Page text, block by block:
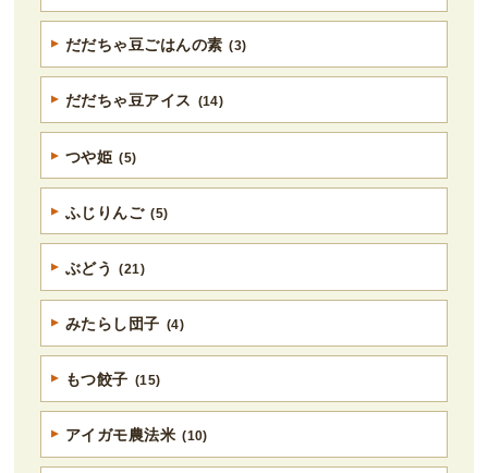
だだちゃ豆ごはんの素 (3)
だだちゃ豆アイス (14)
つや姫 (5)
ふじりんご (5)
ぶどう (21)
みたらし団子 (4)
もつ餃子 (15)
アイガモ農法米 (10)